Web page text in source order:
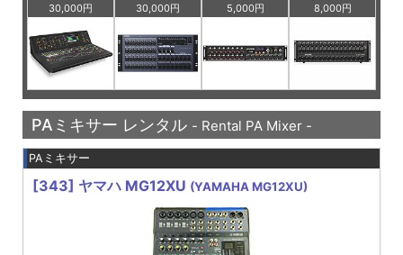
30,000円 30,000円 5,000円 8,000円
PAミキサー レンタル - Rental PA Mixer -
PAミキサー
[343] ヤマハ MG12XU (YAMAHA MG12XU)